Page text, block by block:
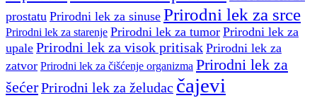
prostatu Prirodni lek za sinuse Prirodni lek za srce
Prirodni lek za starenje Prirodni lek za tumor Prirodni lek za
upale Prirodni lek za visok pritisak Prirodni lek za
zatvor Prirodni lek za čišćenje organizma Prirodni lek za
šećerPrirodni lek za želudac čajevi